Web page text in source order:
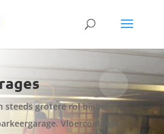
steeds grotere rol bij het
Vloercoatings